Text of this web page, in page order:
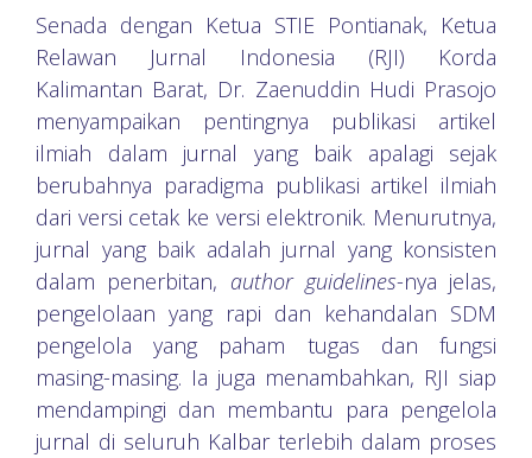
Senada dengan Ketua STIE Pontianak, Ketua
Relawan Jurnal Indonesia (RJI) Korda
Kalimantan Barat, Dr. Zaenuddin Hudi Prasojo
menyampaikan pentingnya publikasi artikel
ilmiah dalam jurnal yang baik apalagi sejak
berubahnya paradigma publikasi artikel ilmiah
dari versi cetak ke versi elektronik. Menurutnya,
jurnal yang baik adalah jurnal yang konsisten
dalam penerbitan, author guidelines-nya jelas,
pengelolaan yang rapi dan kehandalan SDM
pengelola yang paham tugas dan fungsi
masing-masing. Ia juga menambahkan, RJI siap
mendampingi dan membantu para pengelola
jurnal di seluruh Kalbar terlebih dalam proses